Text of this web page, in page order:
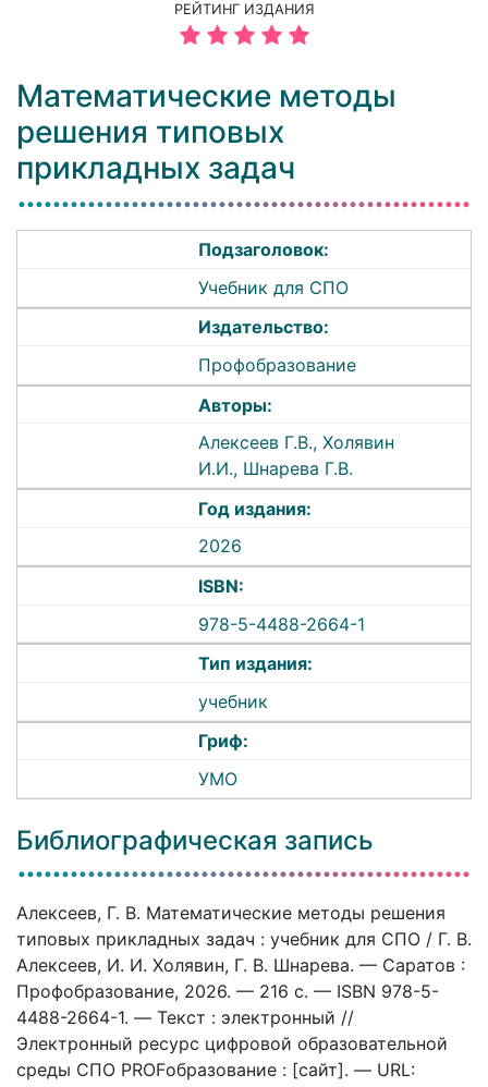
РЕЙТИНГ ИЗДАНИЯ
Математические методы
решения типовых
прикладных задач
Подзаголовок:
Учебник для СПО
Издательство:
Профобразование
Авторы:
Алексеев Г.В., Холявин
И.И., Шнарева Г.В.
Год издания:
2026
ISBN:
978-5-4488-2664-1
Тип издания:
учебник
Гриф:
УМО
Библиографическая запись
Алексеев, Г. В. Математические методы решения
типовых прикладных задач : учебник для СПО / Г. В.
Алексеев, И. И. Холявин, Г. В. Шнарева. — Саратов :
Профобразование, 2026. — 216 c. — ISBN 978-5-
4488-2664-1. — Текст : электронный //
Электронный ресурс цифровой образовательной
среды СПО PROFобразование : [сайт]. — URL: